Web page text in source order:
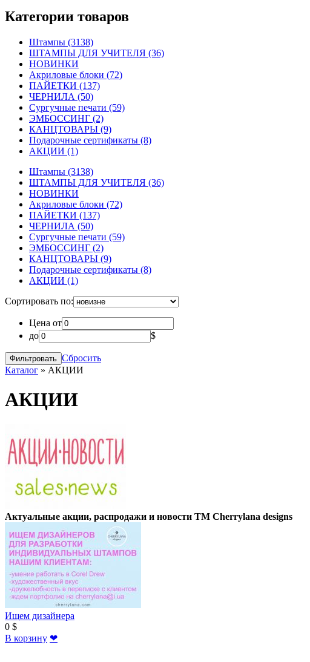
Категории товаров
Штампы (3138)
ШТАМПЫ ДЛЯ УЧИТЕЛЯ (36)
НОВИНКИ
Акриловые блоки (72)
ПАЙЕТКИ (137)
ЧЕРНИЛА (50)
Сургучные печати (59)
ЭМБОССИНГ (2)
КАНЦТОВАРЫ (9)
Подарочные сертификаты (8)
АКЦИИ (1)
Штампы (3138)
ШТАМПЫ ДЛЯ УЧИТЕЛЯ (36)
НОВИНКИ
Акриловые блоки (72)
ПАЙЕТКИ (137)
ЧЕРНИЛА (50)
Сургучные печати (59)
ЭМБОССИНГ (2)
КАНЦТОВАРЫ (9)
Подарочные сертификаты (8)
АКЦИИ (1)
Сортировать по:
Цена от
до
$
Сбросить
Каталог » АКЦИИ
АКЦИИ
Актуальные акции, распродажи и новости TM Cherrylana designs
Ищем дизайнера
0 $
В корзину ❤